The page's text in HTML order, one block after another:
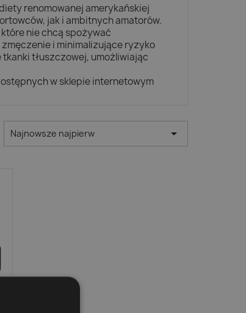
renomowanej amerykańskiej
jak i ambitnych amatorów.
nie chcą spożywać
i minimalizujące ryzyko
tłuszczowej, umożliwiając
w sklepie internetowym
Najnowsze najpierw 